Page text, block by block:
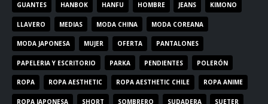
GUANTES HANBOK HANFU HOMBRE JEANS KIMONO
LLAVERO MEDIAS MODA CHINA MODA COREANA
MODA JAPONESA MUJER OFERTA PANTALONES
PAPELERIA Y ESCRITORIO PARKA PENDIENTES POLERÓN
ROPA ROPA AESTHETIC ROPA AESTHETIC CHILE ROPA ANIME
ROPA JAPONESA SHORT SOMBRERO SUDADERA SUETER